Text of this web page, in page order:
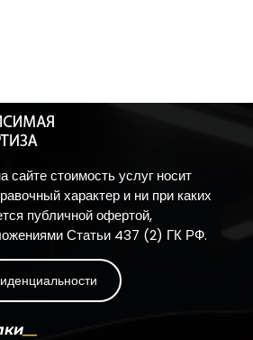
сайте стоимость услуг носит
характер и ни при каких
публичной офертой,
Статьи 437 (2) ГК РФ.